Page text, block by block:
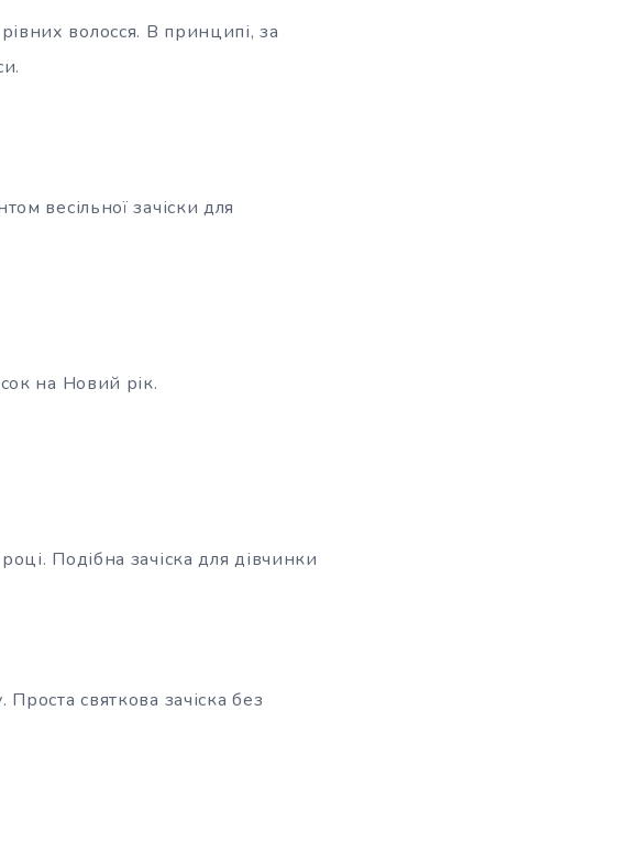
волосся. В принципі, за
весільної зачіски для
на Новий рік.
Подібна зачіска для дівчинки
святкова зачіска без